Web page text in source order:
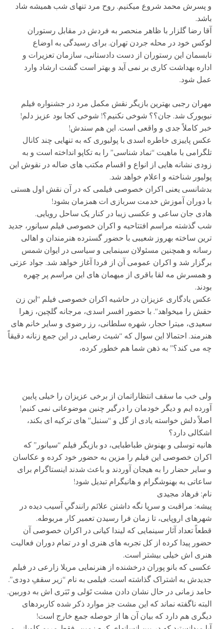
و پسرش محمد شروع میکنیم. روح مرد تنهای شب همیشه شاد
باشد.
آقا رضا گلزار با ظاهر منحصر به فردش در مقابل رستوران
لوکس خود در محله جردن تهران. برای رسیدگی به اوضاع
نابسمان این رستوران از دست دادستانی، سازمان تعزیرات و
اداره بهداشت کاری بر نمی آید و بهتر است گشت ارشاد وارد
عمل شود.
مهران رجبی بهترین بازیگر نقش مکمل مرد در جشنواره فیلم
نیویورک شد. جان؟؟ شوخی نکنیم؟! شوخی کجا بود عزیز دلم!
خبر کاملاً جدی و واقعی است. این هم سندش!
عکس پاییزی خاطره اسدی با پولیوری که به تنهایی چند کانال
تلگرامی با ماهیت “نماد شناسی” را به تکاپو انداخته است و به
زودی نشانه هایی از انواع و اقسام مکتب های ضاله در نقوش این
پولیور شناخته و اعلام خواهد شد.
بدشانسی یعنی اکران خصوصی فیلمی که در آن نقش اول هستی
با دوران آموزش خدمت سربازی ات همزمان بشود!
هادی جان ساعی و عکسی زیبا در کنار یک ساحل رویایی.
شب گذشته مراسم افتتاحیه و اکران خصوصی فیلم سیانور، جدید
ترین ساخته بهروز شعیبی با حضور گسترده هنرمندان و اهالی
رسانه و همچنین مسئولان سینمایی و سیاسی در ایوان شمس
برگزار شد و اکران عمومی آن از فردا آغاز خواهد شد. جواد عزتی
و همسرش مه لقا باقری از میهمان های این مراسم پر چهره
بودند.
عکس یادگاری عزیزان در حاشیه اکران خصوصی فیلم “این زن
حقش را میخواهد”. با حضور افسر اسدی، مرجانه گلچین، زهرا
سعیدی، میترا حجار، شهره سلطانی، رز رضوی و سایر خانم های
هنرمند. احتمالا این سوال که “شیث رضایی در این جمع زنانه دقیقاً
چه می کند؟” به ذهن شما هم خطور کرده،
ولی خب ما سقف انتظاراتمان از برخی عزیزان را خیلی پایین
آورده ایم و دیگر خودمان را درگیر چنین موضوعاتی نمی کنیم!
اصلاً دلش خواسته یادی از گل و “سنبل” های ترکیه ای بکند،
اشکالی دارد؟
هانیه توسلی و بهنوش طباطبایی، دو بازیگر فیلم “سیانور” که
اکران خصوصی این فیلم را مزین به حضور خود کرده و عکاسان
و سایر حضار را به هیجان آوردند و باعث شدند اینستاگرام برای
ساعاتی به بهنوشگرام و هانیگرام تبدیل شود!
نام: فرهاد مجیدی
پیشه: مراقبت و سرپا نگه داشتن علائم رانندگیِ آسیب دیده در
شهرهای اروپایی، تا زمان فرا رسیدن تعمیر کار مربوطه.
قطعاً تعداد آثار سینمایی که لیندا کیانی در اکران خصوصی آن
حضور پیدا کرده از کل تجربه های هنری او در تمام دوران فعالیت
هنری اش خیلی بیشتر است.
عکسی که بانو پوران درخشنده از هنرنمایی مریلا زارعی در فیلم
جدیدش به اشتراک گذاشته است. فیلمی به نام “زیر سقفِ دودی”.
حامد زمانی در حال نشان دادن مشت تَوَلی و تَبَری اش به دوربین.
البته ناگفته نماند که این مشت جز موارد ذکر شده کاربردهای
دیگری هم دارد که بیان آن ها از حوصله جمع خارج است!